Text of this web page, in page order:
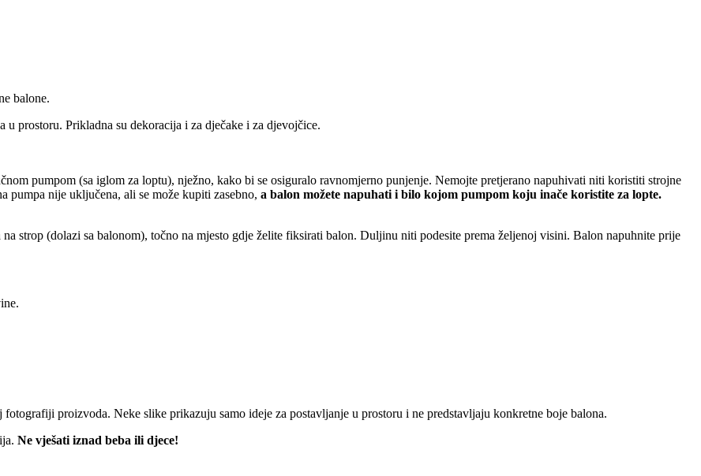
balone.
prostoru. Prikladna su dekoracija i za dječake i za djevojčice.
pumpom (sa iglom za loptu), nježno, kako bi se osiguralo ravnomjerno punjenje. Nemojte pretjerano napuhivati niti koristiti strojne
pumpa nije uključena, ali se može kupiti zasebno, a balon možete napuhati i bilo kojom pumpom koju inače koristite za lopte.
strop (dolazi sa balonom), točno na mjesto gdje želite fiksirati balon. Duljinu niti podesite prema željenoj visini. Balon napuhnite prije
proizvoda. Neke slike prikazuju samo ideje za postavljanje u prostoru i ne predstavljaju konkretne boje balona.
Ne vješati iznad beba ili djece!